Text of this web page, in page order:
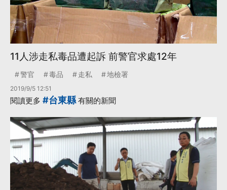
11人涉走私毒品遭起訴 前警官求處12年
警官 毒品 走私 地檢署
2019/9/5 12:51
閱讀更多 #台東縣有關的新聞